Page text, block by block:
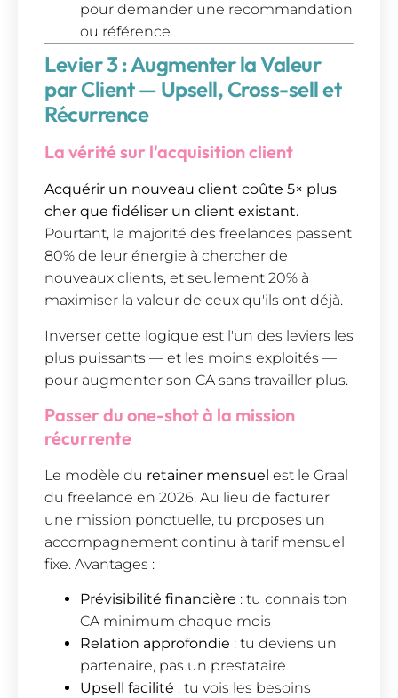
pour demander une recommandation
ou référence
Levier 3 : Augmenter la Valeur
par Client — Upsell, Cross-sell et
Récurrence
La vérité sur l'acquisition client
Acquérir un nouveau client coûte 5× plus
cher que fidéliser un client existant.
Pourtant, la majorité des freelances passent
80% de leur énergie à chercher de
nouveaux clients, et seulement 20% à
maximiser la valeur de ceux qu'ils ont déjà.
Inverser cette logique est l'un des leviers les
plus puissants — et les moins exploités —
pour augmenter son CA sans travailler plus.
Passer du one-shot à la mission
récurrente
Le modèle du retainer mensuel est le Graal
du freelance en 2026. Au lieu de facturer
une mission ponctuelle, tu proposes un
accompagnement continu à tarif mensuel
fixe. Avantages :
Prévisibilité financière : tu connais ton
CA minimum chaque mois
Relation approfondie : tu deviens un
partenaire, pas un prestataire
Upsell facilité : tu vois les besoins